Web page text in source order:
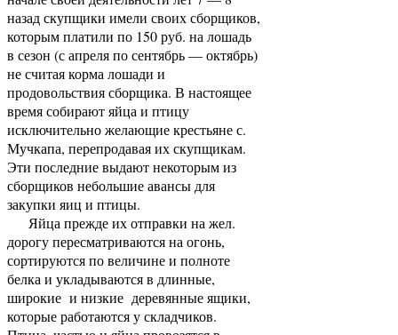
назад скупщики имели своих сборщиков,
которым платили по 150 руб. на лошадь
в сезон (с апреля по сентябрь — октябрь)
не считая корма лошади и
продовольствия сборщика. В настоящее
время собирают яйца и птицу
исключительно желающие крестьяне с.
Мучкапа, перепродавая их скупщикам.
Эти последние выдают некоторым из
сборщиков небольшие авансы для
закупки яиц и птицы.
Яйца прежде их отправки на жел.
дорогу пересматриваются на огонь,
сортируются по величине и полноте
белка и укладываются в длинные,
широкие и низкие деревянные ящики,
которые работаются у складчиков.